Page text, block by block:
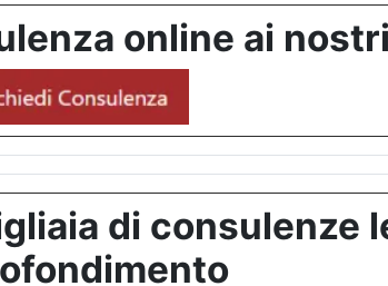
online ai
di consulenze